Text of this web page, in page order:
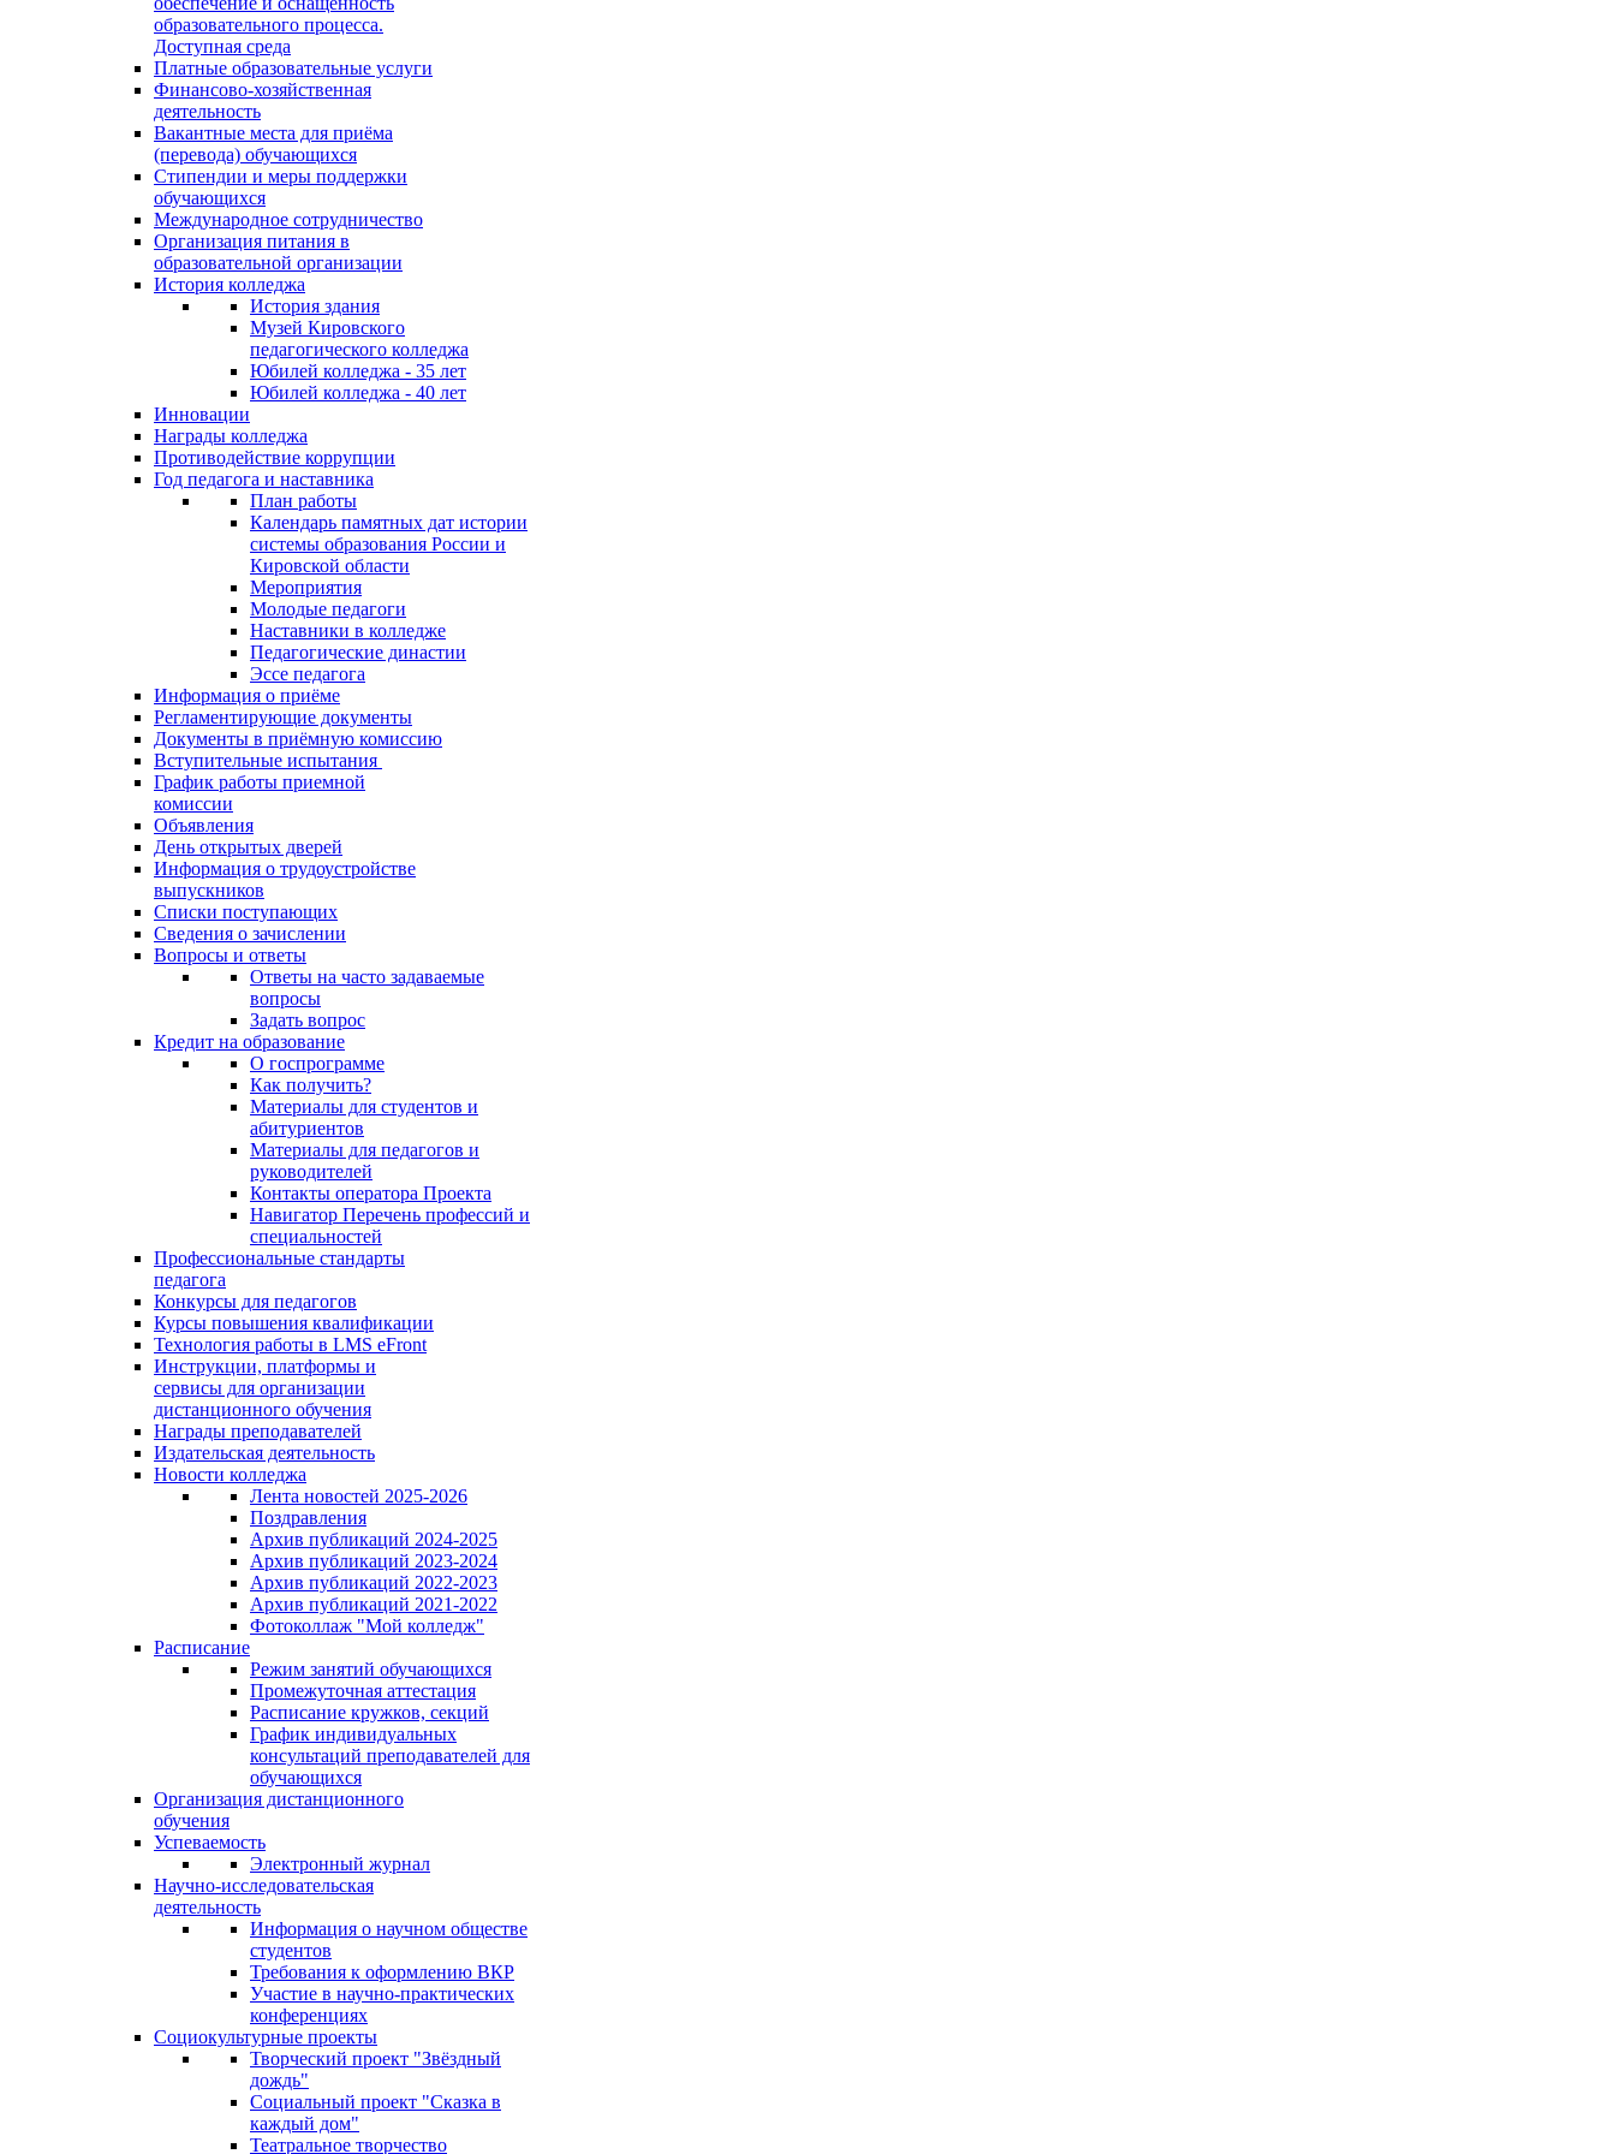
образовательного процесса.
Доступная среда
Платные образовательные услуги
Финансово-хозяйственная
деятельность
Вакантные места для приёма
(перевода) обучающихся
Стипендии и меры поддержки
обучающихся
Международное сотрудничество
Организация питания в
образовательной организации
История колледжа
История здания
Музей Кировского
педагогического колледжа
Юбилей колледжа - 35 лет
Юбилей колледжа - 40 лет
Инновации
Награды колледжа
Противодействие коррупции
Год педагога и наставника
План работы
Календарь памятных дат истории
системы образования России и
Кировской области
Мероприятия
Молодые педагоги
Наставники в колледже
Педагогические династии
Эссе педагога
Информация о приёме
Регламентирующие документы
Документы в приёмную комиссию
Вступительные испытания
График работы приемной
комиссии
Объявления
День открытых дверей
Информация о трудоустройстве
выпускников
Списки поступающих
Сведения о зачислении
Вопросы и ответы
Ответы на часто задаваемые
вопросы
Задать вопрос
Кредит на образование
О госпрограмме
Как получить?
Материалы для студентов и
абитуриентов
Материалы для педагогов и
руководителей
Контакты оператора Проекта
Навигатор Перечень профессий и
специальностей
Профессиональные стандарты
педагога
Конкурсы для педагогов
Курсы повышения квалификации
Технология работы в LMS eFront
Инструкции, платформы и
сервисы для организации
дистанционного обучения
Награды преподавателей
Издательская деятельность
Новости колледжа
Лента новостей 2025-2026
Поздравления
Архив публикаций 2024-2025
Архив публикаций 2023-2024
Архив публикаций 2022-2023
Архив публикаций 2021-2022
Фотоколлаж "Мой колледж"
Расписание
Режим занятий обучающихся
Промежуточная аттестация
Расписание кружков, секций
График индивидуальных
консультаций преподавателей для
обучающихся
Организация дистанционного
обучения
Успеваемость
Электронный журнал
Научно-исследовательская
деятельность
Информация о научном обществе
студентов
Требования к оформлению ВКР
Участие в научно-практических
конференциях
Социокультурные проекты
Творческий проект "Звёздный
дождь"
Социальный проект "Сказка в
каждый дом"
Театральное творчество